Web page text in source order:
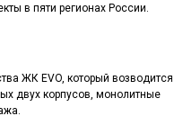
в пяти регионах России.
ЖК EVO, который возводится
двух корпусов, монолитные